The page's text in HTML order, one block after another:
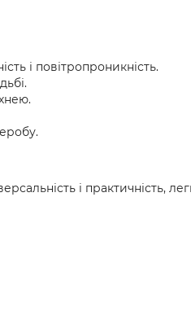
і повітропроникність.
і практичність,